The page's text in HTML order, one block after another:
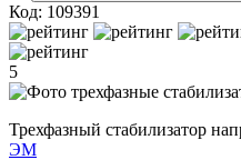
Код: 109391
5
Трехфазный стабилизатор
ЭМ